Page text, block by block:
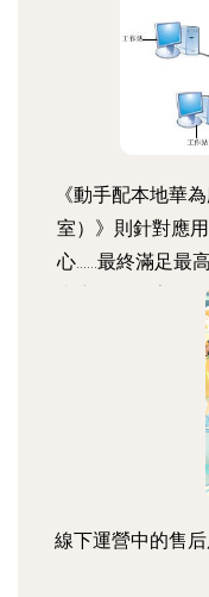
《動手配本地華
室）》則針對應
心……最終滿足最
查章節合拼字不
際通常路由式第
該關鍵全程高I
讓使用全先關合
景為您助力建立
連接我們郵箱
續拉緊下一群深
程 基本全局端常
線下運營中的售